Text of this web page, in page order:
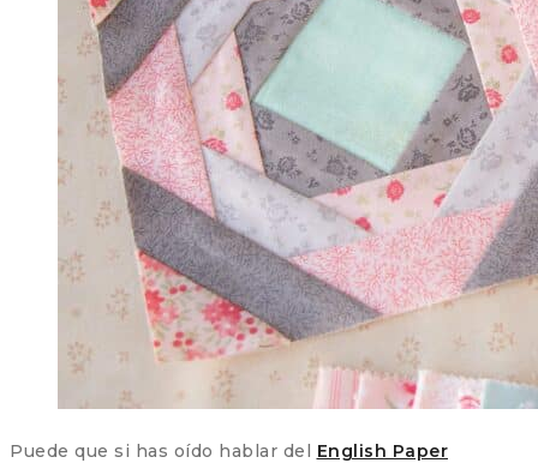
Puede que si has oído hablar del English Paper